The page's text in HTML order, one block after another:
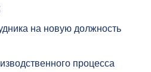
на новую должность
процесса